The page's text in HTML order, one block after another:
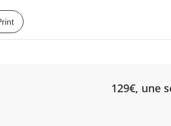
129€, une